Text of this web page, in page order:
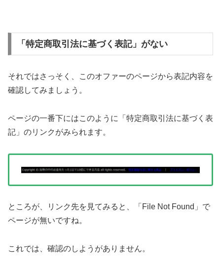
「特定商取引法に基づく表記」がない
それではさっそく、このオファーのページから表記内容を
確認してみましょう。
ページの一番下にはこのように「特定商取引法に基づく表
記」のリンクがみられます。
ところが、リンク先を見てみると、「File Not Found」で
ページが無いですね。
これでは、確認のしようがありません。